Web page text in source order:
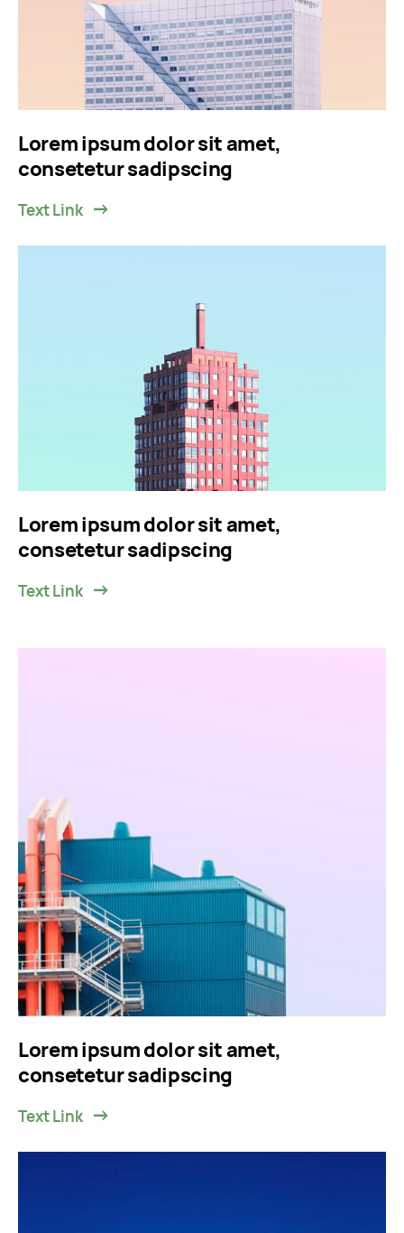
Lorem ipsum dolor sit amet,
consetetur sadipscing
Text Link
Lorem ipsum dolor sit amet,
consetetur sadipscing
Text Link
Lorem ipsum dolor sit amet,
consetetur sadipscing
Text Link